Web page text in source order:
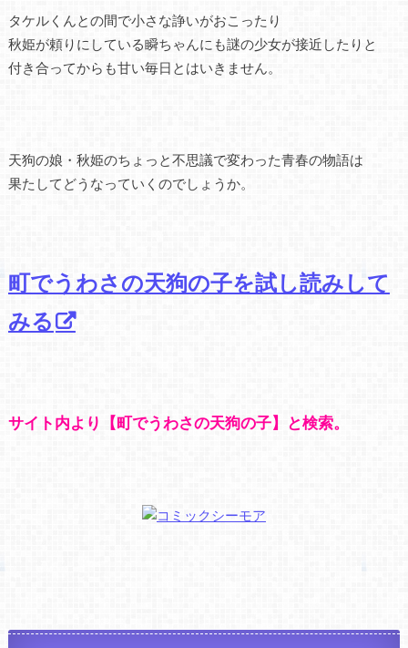
タケルくんとの間で小さな諍いがおこったり
秋姫が頼りにしている瞬ちゃんにも謎の少女が接近したりと
付き合ってからも甘い毎日とはいきません。
天狗の娘・秋姫のちょっと不思議で変わった青春の物語は
果たしてどうなっていくのでしょうか。
町でうわさの天狗の子を試し読みして
みる
サイト内より【町でうわさの天狗の子】と検索。